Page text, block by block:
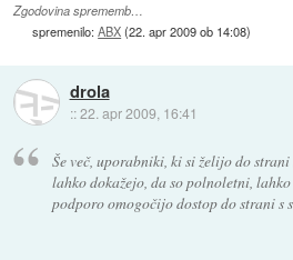
Zgodovina sprememb…
spremenilo:ABX(22. apr 2009 ob 14:08)
drola
::22. apr 2009, 16:41
Še več, uporabniki, ki si želijo do
lahko dokažejo, da so polnoletni,
podporo omogočijo dostop do strani s